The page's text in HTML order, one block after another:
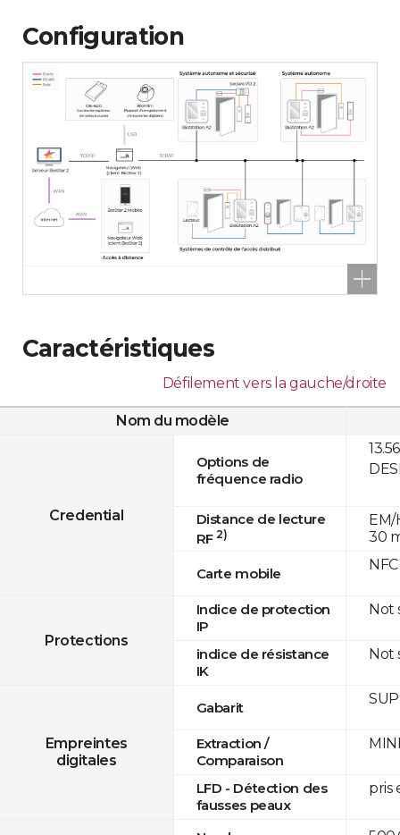
Configuration
Caractéristiques
Défilement vers la gauche/droite
Nom du modèle
Credential
Options de
fréquence radio
Distance de lecture
RF 2)
Carte mobile
Protections
Indice de protection
IP
indice de résistance
IK
Empreintes
digitales
Gabarit
Extraction /
Comparaison
LFD - Détection des
fausses peaux
EM/
30
NFC
Not
Not
pris